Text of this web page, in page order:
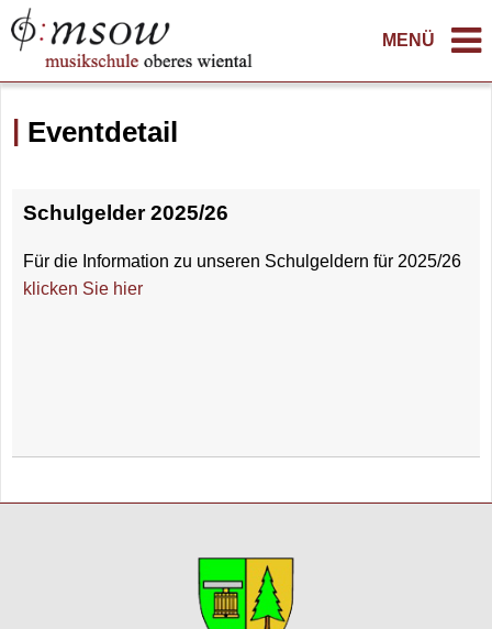
MENÜ
Eventdetail
Schulgelder 2025/26
Für die Information zu unseren Schulgeldern für 2025/26
klicken Sie hier